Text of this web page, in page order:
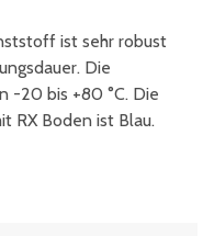
ist sehr robust
Die
-20 bis +80 °C. Die
RX Boden ist Blau.